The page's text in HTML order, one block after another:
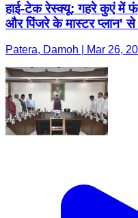
हाई-टेक रेस्क्यू: गहरे कुएं में
और पिंजरे के मास्टर प्लान' से
Patera, Damoh | Mar 26,